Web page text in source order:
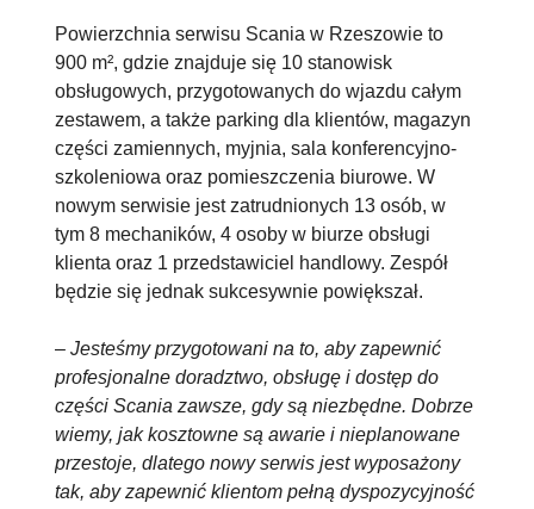
Powierzchnia serwisu Scania w Rzeszowie to
900 m², gdzie znajduje się 10 stanowisk
obsługowych, przygotowanych do wjazdu całym
zestawem, a także parking dla klientów, magazyn
części zamiennych, myjnia, sala konferencyjno-
szkoleniowa oraz pomieszczenia biurowe. W
nowym serwisie jest zatrudnionych 13 osób, w
tym 8 mechaników, 4 osoby w biurze obsługi
klienta oraz 1 przedstawiciel handlowy. Zespół
będzie się jednak sukcesywnie powiększał.
– Jesteśmy przygotowani na to, aby zapewnić
profesjonalne doradztwo, obsługę i dostęp do
części Scania zawsze, gdy są niezbędne. Dobrze
wiemy, jak kosztowne są awarie i nieplanowane
przestoje, dlatego nowy serwis jest wyposażony
tak, aby zapewnić klientom pełną dyspozycyjność